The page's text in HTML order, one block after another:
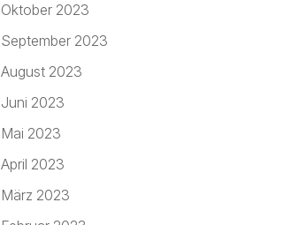
Oktober 2023
September 2023
August 2023
Juni 2023
Mai 2023
April 2023
März 2023